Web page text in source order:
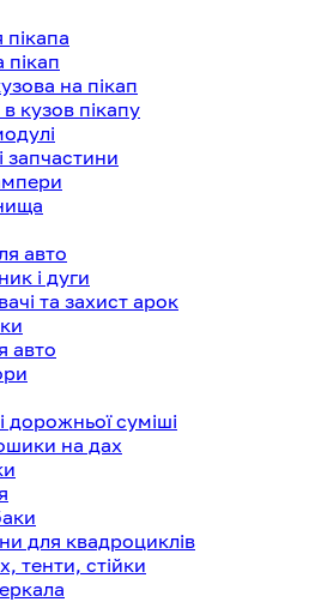
пікапа
пікап
на пікап
кузов пікапу
запчастини
авто
і дуги
та захист арок
авто
дорожньої суміші
на дах
для квадроциклів
тенти, стійки